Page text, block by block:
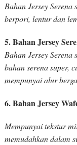
Bahan Jersey
berpori, lentur dan
5. Bahan Jersey
Bahan Jersey
bahan serena super,
mempunyai alur
6. Bahan Jersey
Mempunyai tekstur
memudahkan dalam